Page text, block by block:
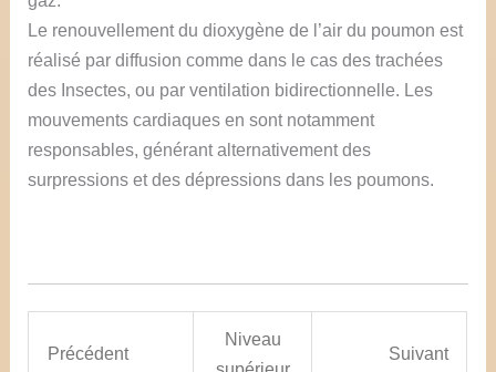
Le renouvellement du dioxygène de l’air du poumon est
réalisé par diffusion comme dans le cas des trachées
des Insectes, ou par ventilation bidirectionnelle. Les
mouvements cardiaques en sont notamment
responsables, générant alternativement des
surpressions et des dépressions dans les poumons.
Précédent
Niveau
Suivant